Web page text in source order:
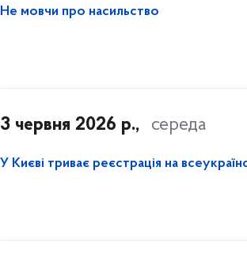
Не мовчи про насильство
3 червня 2026 р., середа
У Києві триває реєстрація на